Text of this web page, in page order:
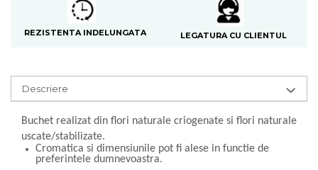
REZISTENTA INDELUNGATA LEGATURA CU CLIENTUL
Descriere
Buchet realizat din flori naturale criogenate si flori naturale
uscate/stabilizate.
Cromatica si dimensiunile pot fi alese in functie de
preferintele dumnevoastra.